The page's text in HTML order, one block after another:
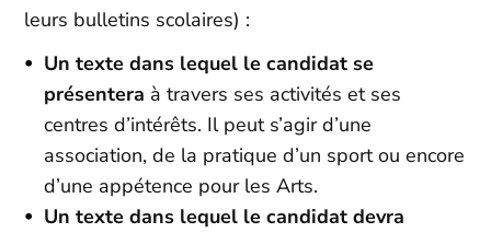
leurs bulletins scolaires) :
Un texte dans lequel le candidat se
présentera à travers ses activités et ses
centres d’intérêts. Il peut s’agir d’une
association, de la pratique d’un sport ou encore
d’une appétence pour les Arts.
Un texte dans lequel le candidat devra